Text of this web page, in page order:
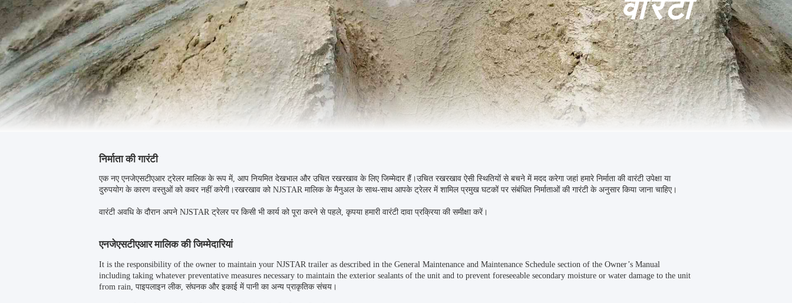
वारंटी
निर्माता की गारंटी
एक नए एनजेएसटीएआर ट्रेलर मालिक के रूप में, आप नियमित देखभाल और उचित रखरखाव के लिए जिम्मेदार हैं।उचित रखरखाव ऐसी स्थितियों से बचने में मदद करेगा जहां हमारे निर्माता की वारंटी उपेक्षा या
दुरुपयोग के कारण वस्तुओं को कवर नहीं करेगी।रखरखाव को NJSTAR मालिक के मैनुअल के साथ-साथ आपके ट्रेलर में शामिल प्रमुख घटकों पर संबंधित निर्माताओं की गारंटी के अनुसार किया जाना चाहिए।
वारंटी अवधि के दौरान अपने NJSTAR ट्रेलर पर किसी भी कार्य को पूरा करने से पहले, कृपया हमारी वारंटी दावा प्रक्रिया की समीक्षा करें।
एनजेएसटीएआर मालिक की जिम्मेदारियां
It is the responsibility of the owner to maintain your NJSTAR trailer as described in the General Maintenance and Maintenance Schedule section of the Owner’s Manual
including taking whatever preventative measures necessary to maintain the exterior sealants of the unit and to prevent foreseeable secondary moisture or water damage to the unit
from rain, पाइपलाइन लीक, संघनक और इकाई में पानी का अन्य प्राकृतिक संचय।